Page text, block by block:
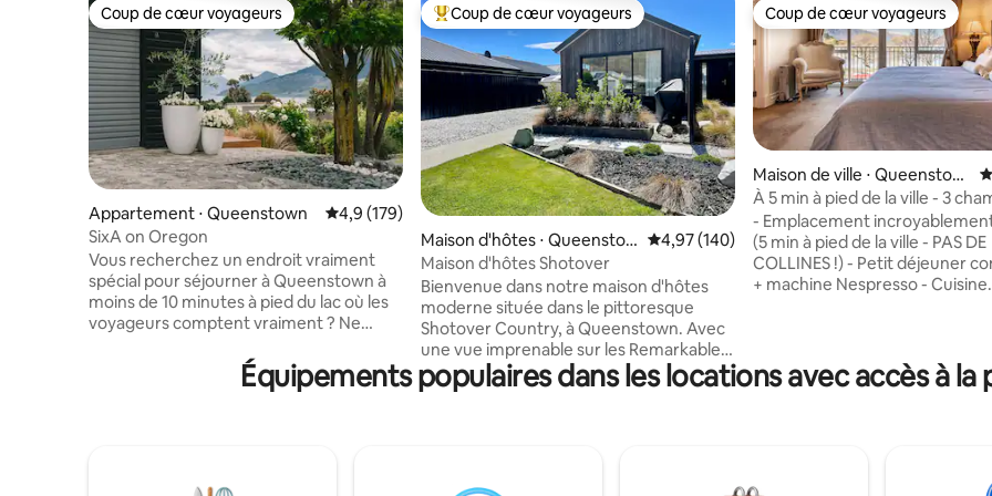
Coup de cœur voyageurs
Coup de cœur voyageurs
Appartement ⋅ Queenstown Évaluation moyenne sur la base de 179 commentaires : 4,9 sur 5
4,9 (179)
SixA on Oregon
Vous recherchez un endroit vraiment
spécial pour séjourner à Queenstown à
moins de 10 minutes à pied du lac où les
voyageurs comptent vraiment ? Ne
partenaire profiterez d'un séjour paisible
et relaxant dans votre appartement
parking hors rue sans stress, une
Coups de cœur voyageurs les plus appréciés
Coup de cœur voyageurs
Maison d'hôtes ⋅ Queenstow
n
Évaluation moyenne sur la base de 140
4,97 (140)
Maison d'hôtes Shotover
Bienvenue dans notre maison d'hôtes
moderne située dans le pittoresque
Shotover Country, à Queenstown. Avec
une vue imprenable sur les Remarkables,
vous pourrez vous imprégner du
paysage à couper le souffle dans le
Coup de cœur voyageurs
Coup de cœur voyageurs
Maison de ville ⋅ Queenstow
n
À 5 min à pied de la ville - 3
bord du lac
- Emplacement
(5 min à pied de la ville - PAS DE
COLLINES !) - Petit déjeuner continental
+ machine Nespresso - Cuisine
pour vous garder au frais en
Utilisation gratuite de la buanderie -
verrouillable - Vue sereine sur
Équipements populaires dans les locations avec accès à